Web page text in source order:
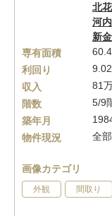
北
河
新
専有面積
利回り
収入
81
階数
5/9
築年月
物件現況
全
画像カテゴリ
外観 間取り